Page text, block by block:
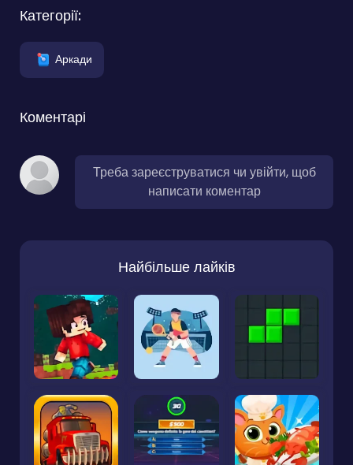
Категорії:
Аркади
Коментарі
Треба зареєструватися чи увійти, щоб
написати коментар
Найбільше лайків